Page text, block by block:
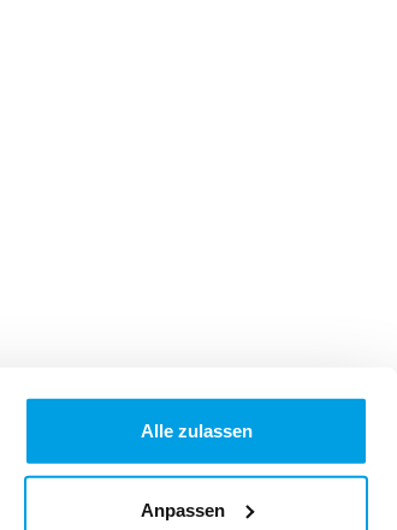
Alle zulassen
Anpassen